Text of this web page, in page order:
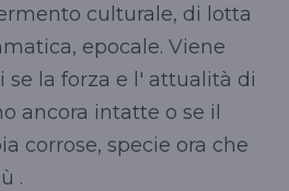
culturale, di lotta
epocale. Viene
se la forza e l' attualità di
ancora intatte o se il
corrose, specie ora che
.